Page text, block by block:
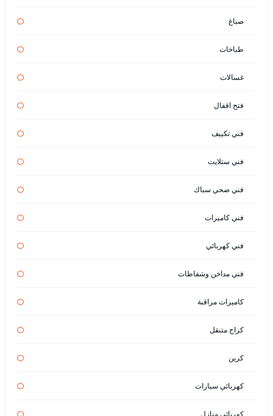
صباغ
طباخات
غسالات
فتح اقفال
فني تكييف
فني ستلايت
فني صحي سباك
فني كاميرات
فني كهربائي
فني مداخن وشفاطات
كاميرات مراقبة
كراج متنقل
كرين
كهربائي سيارات
كهربائي منازل